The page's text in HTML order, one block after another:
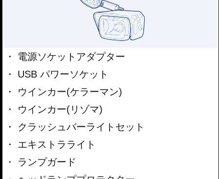
電源ソケットアダプター
USB パワーソケット
ウインカー(ケラーマン)
ウインカー(リゾマ)
クラッシュバーライトセット
エキストラライト
ランプガード